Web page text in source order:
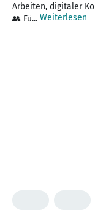
Arbeiten, digitaler
👥 Fü... Weiterlesen